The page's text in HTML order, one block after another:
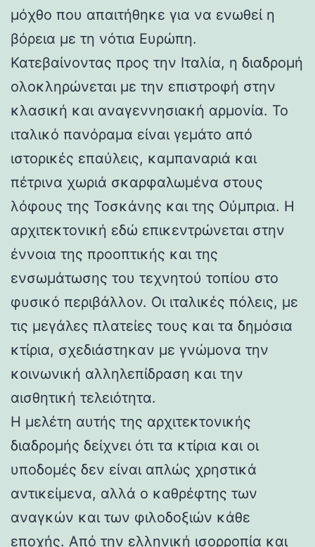
μόχθο που απαιτήθηκε για να ενωθεί η
βόρεια με τη νότια Ευρώπη.
Κατεβαίνοντας προς την Ιταλία, η διαδρομή
ολοκληρώνεται με την επιστροφή στην
κλασική και αναγεννησιακή αρμονία. Το
ιταλικό πανόραμα είναι γεμάτο από
ιστορικές επαύλεις, καμπαναριά και
πέτρινα χωριά σκαρφαλωμένα στους
λόφους της Τοσκάνης και της Ούμπρια. Η
αρχιτεκτονική εδώ επικεντρώνεται στην
έννοια της προοπτικής και της
ενσωμάτωσης του τεχνητού τοπίου στο
φυσικό περιβάλλον. Οι ιταλικές πόλεις, με
τις μεγάλες πλατείες τους και τα δημόσια
κτίρια, σχεδιάστηκαν με γνώμονα την
κοινωνική αλληλεπίδραση και την
αισθητική τελειότητα.
Η μελέτη αυτής της αρχιτεκτονικής
διαδρομής δείχνει ότι τα κτίρια και οι
υποδομές δεν είναι απλώς χρηστικά
αντικείμενα, αλλά ο καθρέφτης των
αναγκών και των φιλοδοξιών κάθε
εποχής. Από την ελληνική ισορροπία και